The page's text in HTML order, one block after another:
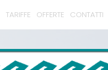
TARIFFE OFFERTE CONTATTI